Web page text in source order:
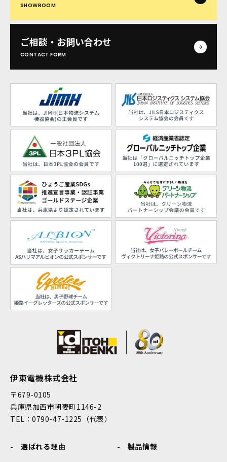
SHOWROOM
ご相談・お問い合わせ
CONTACT FORM
伊東電機株式会社
〒679-0105
兵庫県加西市朝妻町1146-2
TEL：0790-47-1225（代表）
選ばれる理由 製品情報